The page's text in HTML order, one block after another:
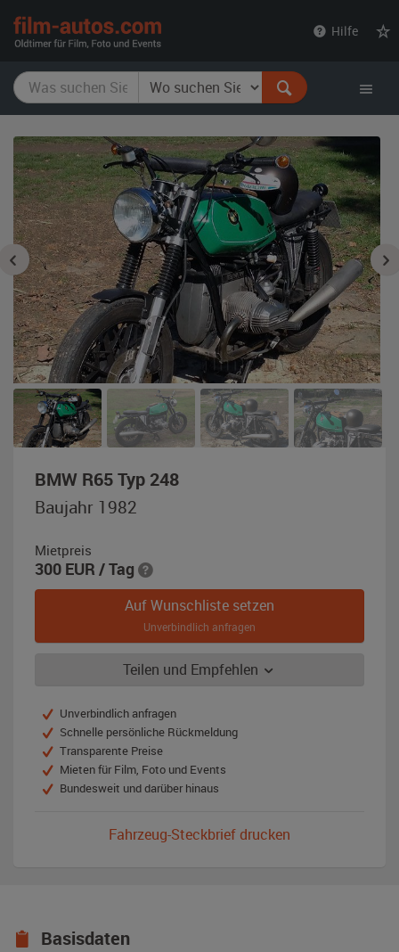
Hilfe
BMW R65 Typ 248,
schwarz
Baujahr 1982
Mietpreis
300 EUR / Tag
Auf Wunschliste setzen
Unverbindlich anfragen
Teilen und Empfehlen
Unverbindlich anfragen
Schnelle persönliche Rückmeldung
Transparente Preise
Mieten für Film, Foto und Events
Bundesweit und darüber hinaus
Fahrzeug-Steckbrief drucken
Basisdaten